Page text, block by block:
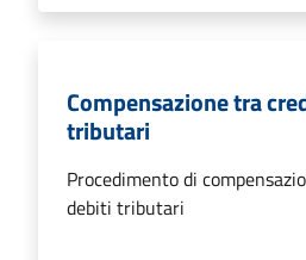
Compensazione tra
tributari
Procedimento di
debiti tributari